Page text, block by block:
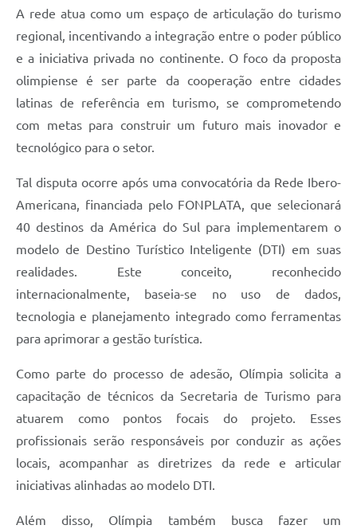
A rede atua como um espaço de articulação do turismo
regional, incentivando a integração entre o poder público
e a iniciativa privada no continente. O foco da proposta
olimpiense é ser parte da cooperação entre cidades
latinas de referência em turismo, se comprometendo
com metas para construir um futuro mais inovador e
tecnológico para o setor.
Tal disputa ocorre após uma convocatória da Rede Ibero-
Americana, financiada pelo FONPLATA, que selecionará
40 destinos da América do Sul para implementarem o
modelo de Destino Turístico Inteligente (DTI) em suas
realidades. Este conceito, reconhecido
internacionalmente, baseia-se no uso de dados,
tecnologia e planejamento integrado como ferramentas
para aprimorar a gestão turística.
Como parte do processo de adesão, Olímpia solicita a
capacitação de técnicos da Secretaria de Turismo para
atuarem como pontos focais do projeto. Esses
profissionais serão responsáveis por conduzir as ações
locais, acompanhar as diretrizes da rede e articular
iniciativas alinhadas ao modelo DTI.
Além disso, Olímpia também busca fazer um